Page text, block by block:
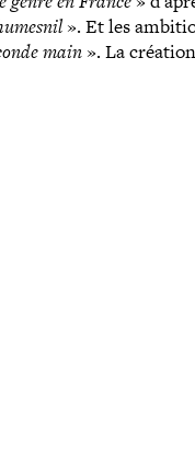
». Et les
main ». La